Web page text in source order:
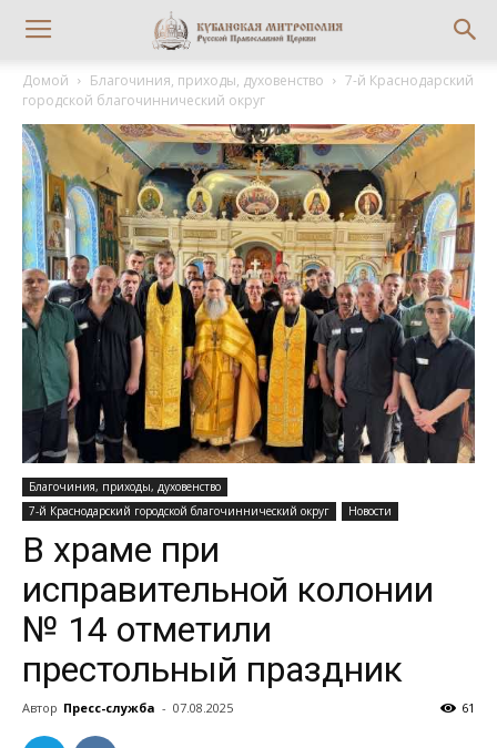
Домой Благочиния, приходы, духовенство
7-й Краснодарский
городской благочиннический округ
Благочиния, приходы, духовенство
7-й Краснодарский городской благочиннический округ
Новости
В храме при
исправительной колонии
№ 14 отметили
престольный праздник
Автор Пресс-служба - 07.08.2025 61